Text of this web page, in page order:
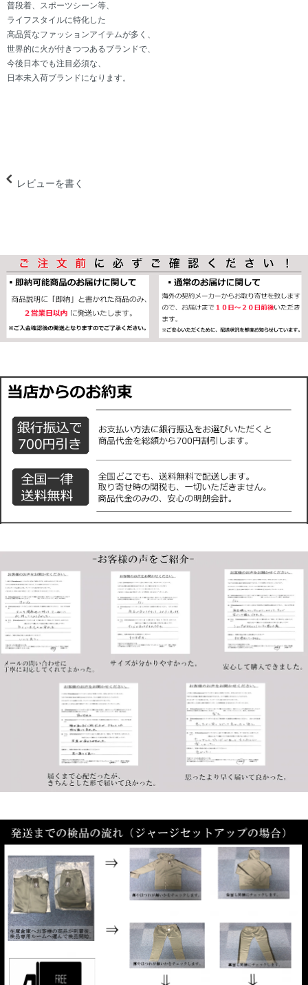
普段着、スポーツシーン等、
ライフスタイルに特化した
高品質なファッションアイテムが多く、
世界的に火が付きつつあるブランドで、
今後日本でも注目必須な、
日本未入荷ブランドになります。
レビューを書く